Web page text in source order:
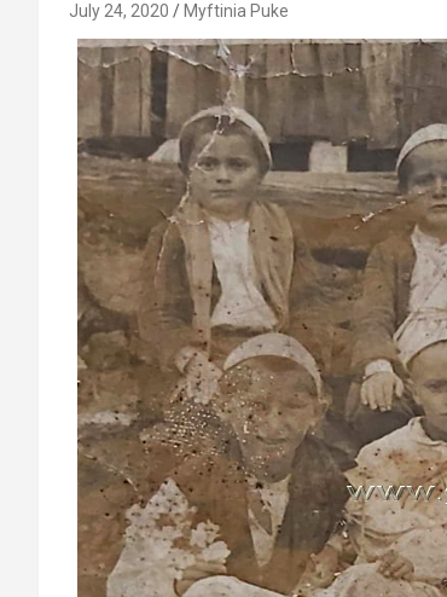
July 24, 2020 Myftinia Puke